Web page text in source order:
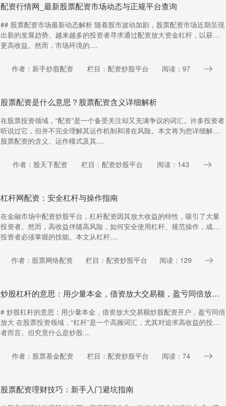
配资行情网_最新股票配资市场动态与正规平台查询
## 股票配资市场最新动态解析 随着股市波动加剧，股票配资市场近期呈现
出新的发展趋势。越来越多的投资者寻求通过配资放大资金杠杆，以获取
更高收益。然而，市场环境的....
作者：新手炒股配资 栏目：配资炒股平台 阅读：97
股票配资是什么意思？股票配资含义详细解析
在股票投资领域，“配资”是一个备受关注却又充满争议的词汇。许多投资者
听说过它，但并不完全理解其运作机制和潜在风险。本文将为您详细解析
股票配资的含义、运作模式及其....
作者：股天下配资 栏目：配资炒股平台 阅读：143
杠杆网配资：安全杠杆与操作指南
在金融市场中配资炒股平台，杠杆配资因其放大收益的特性，吸引了大量
投资者。然而，高收益伴随高风险，如何安全使用杠杆、规范操作，成为
投资者必须掌握的技能。本文从杠杆....
作者：股票网络配资 栏目：配资炒股平台 阅读：129
炒股杠杆的意思：用少量本金，借资放大交易额，盈亏同倍放大。
# 炒股杠杆的意思：用少量本金，借资放大交易额炒股配资开户，盈亏同倍
放大 在股票投资领域，“杠杆”是一个高频词汇，尤其对追求高收益的投资
者而言。但究竟什么是炒股....
作者：股票基金配资 栏目：配资炒股平台 阅读：74
股票配资理财技巧：新手入门避坑指南